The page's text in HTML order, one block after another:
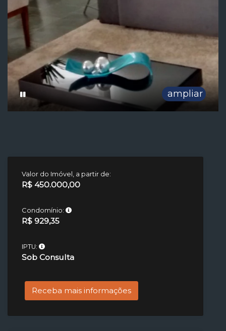
ampliar
Valor do Imóvel, a partir de:
R$ 450.000,00
Condomínio:
R$ 929,35
IPTU:
Sob Consulta
Receba mais informações